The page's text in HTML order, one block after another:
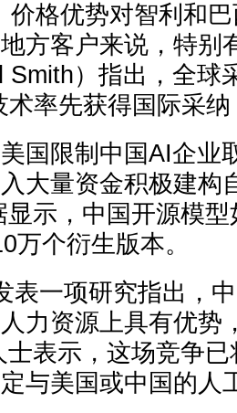
价格优势对智利和
方客户来说，特别
Smith）指出，全球
术率先获得国际采
国限制中国AI企业
大量资金积极建构
示，中国开源模
万个衍生版本。
表一项研究指出，
力资源上具有优势
士表示，这场竞争
与美国或中国的人